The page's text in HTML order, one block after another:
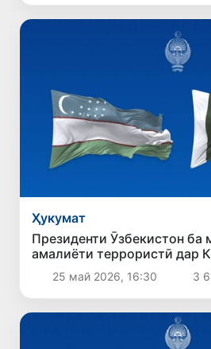
Ҳукумат
Президенти Ӯзбекистон ба
амалиёти террористӣ дар
ирсол кард
25 май 2026, 16:30 3